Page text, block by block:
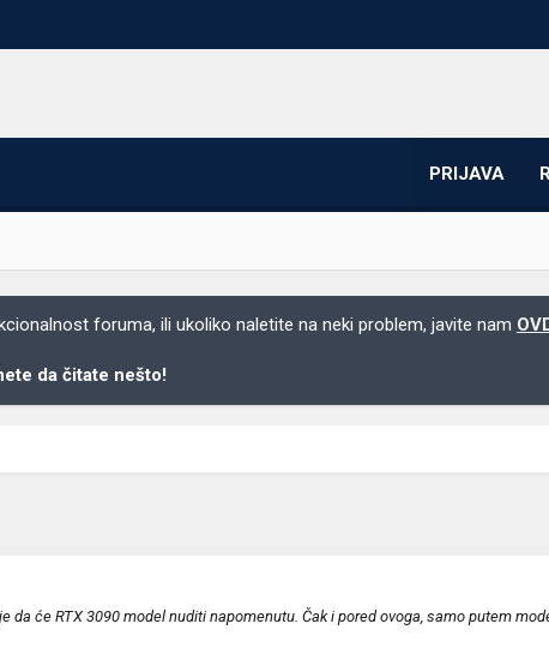
PRIJAVA
foruma, ili ukoliko naletite na neki problem, javite nam
da čitate nešto!
će RTX 3090 model nuditi napomenutu. Čak i pored ovoga, samo putem